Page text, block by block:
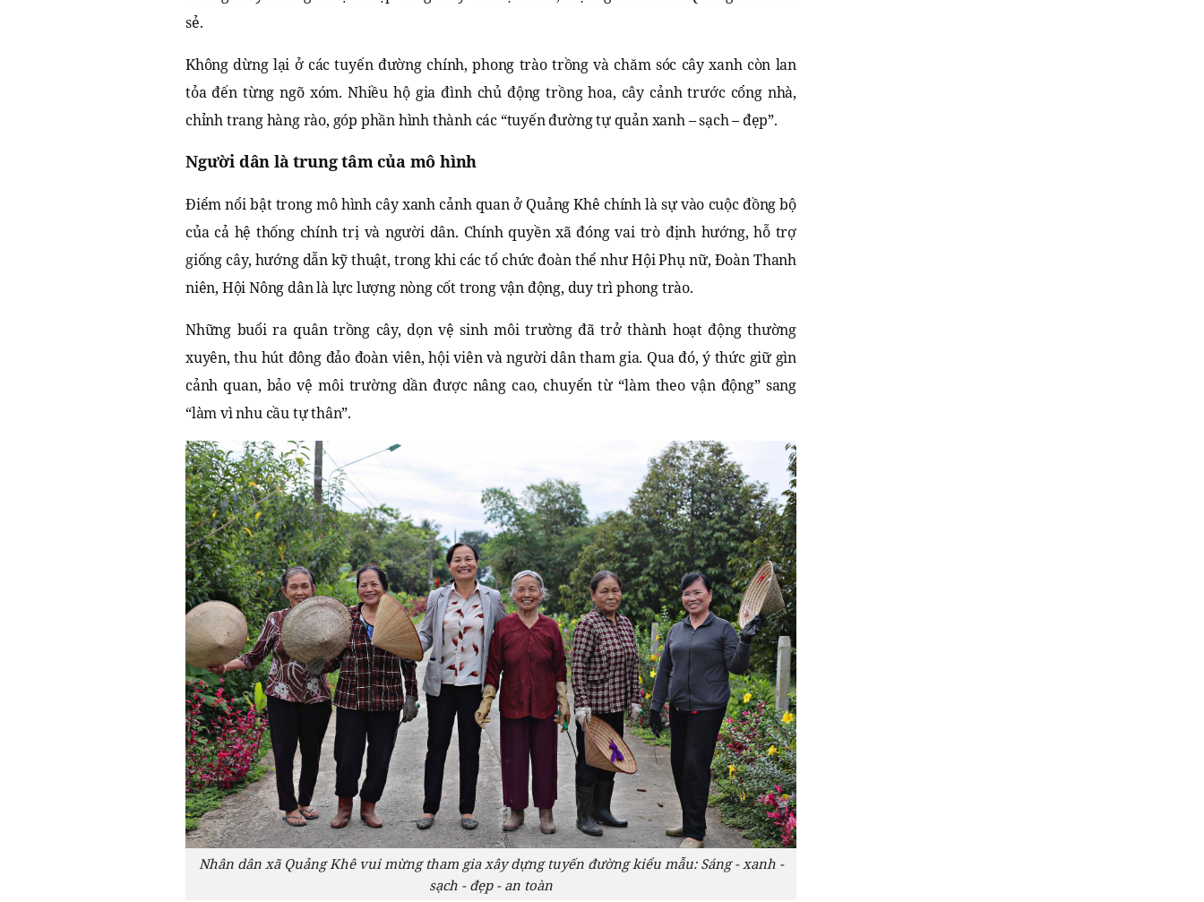
sẻ.
Không dừng lại ở các tuyến đường chính, phong trào trồng và chăm sóc cây xanh còn lan
tỏa đến từng ngõ xóm. Nhiều hộ gia đình chủ động trồng hoa, cây cảnh trước cổng nhà,
chỉnh trang hàng rào, góp phần hình thành các “tuyến đường tự quản xanh – sạch – đẹp”.
Người dân là trung tâm của mô hình
Điểm nổi bật trong mô hình cây xanh cảnh quan ở Quảng Khê chính là sự vào cuộc đồng bộ
của cả hệ thống chính trị và người dân. Chính quyền xã đóng vai trò định hướng, hỗ trợ
giống cây, hướng dẫn kỹ thuật, trong khi các tổ chức đoàn thể như Hội Phụ nữ, Đoàn Thanh
niên, Hội Nông dân là lực lượng nòng cốt trong vận động, duy trì phong trào.
Những buổi ra quân trồng cây, dọn vệ sinh môi trường đã trở thành hoạt động thường
xuyên, thu hút đông đảo đoàn viên, hội viên và người dân tham gia. Qua đó, ý thức giữ gìn
cảnh quan, bảo vệ môi trường dần được nâng cao, chuyển từ “làm theo vận động” sang
“làm vì nhu cầu tự thân”.
Nhân dân xã Quảng Khê vui mừng tham gia xây dựng tuyến đường kiểu mẫu: Sáng - xanh -
sạch - đẹp - an toàn